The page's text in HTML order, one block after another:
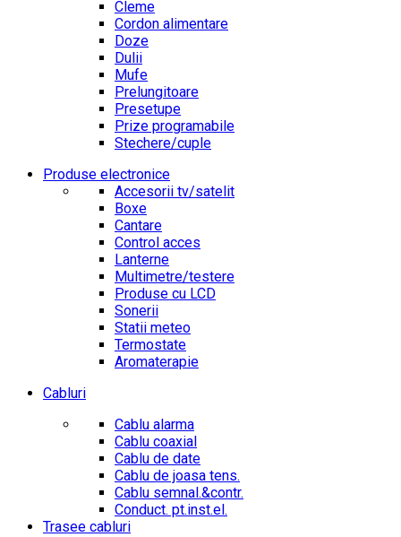
Cleme
Cordon alimentare
Doze
Dulii
Mufe
Prelungitoare
Presetupe
Prize programabile
Stechere/cuple
Produse electronice
Accesorii tv/satelit
Boxe
Cantare
Control acces
Lanterne
Multimetre/testere
Produse cu LCD
Sonerii
Statii meteo
Termostate
Aromaterapie
Cabluri
Cablu alarma
Cablu coaxial
Cablu de date
Cablu de joasa tens.
Cablu semnal.&contr.
Conduct. pt.inst.el.
Trasee cabluri